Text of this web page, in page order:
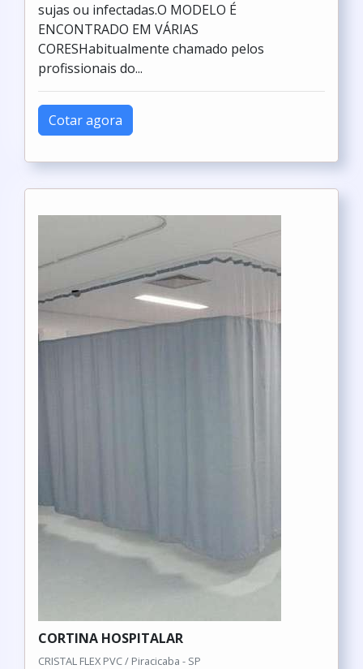
sujas ou infectadas.O MODELO É
ENCONTRADO EM VÁRIAS
CORESHabitualmente chamado pelos
profissionais do...
Cotar agora
CORTINA HOSPITALAR
CRISTAL FLEX PVC / Piracicaba - SP